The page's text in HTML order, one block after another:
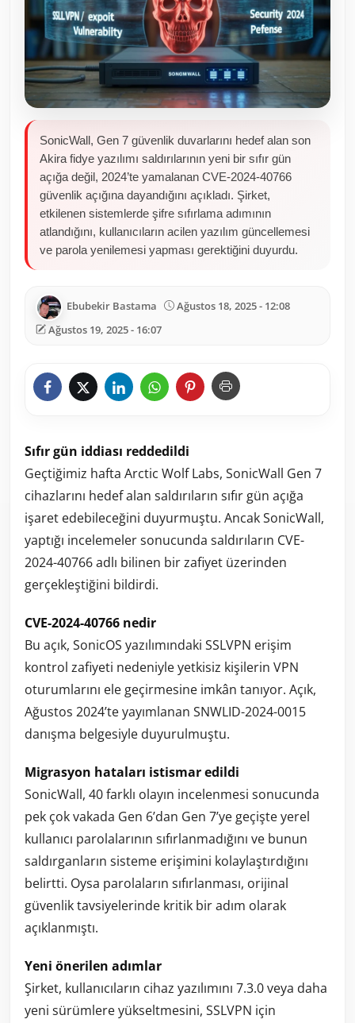
Resmi Reklamlar
SonicWall, Gen 7 güvenlik duvarlarını hedef alan son
Akira fidye yazılımı saldırılarının yeni bir sıfır gün
açığa değil, 2024’te yamalanan CVE-2024-40766
güvenlik açığına dayandığını açıkladı. Şirket,
etkilenen sistemlerde şifre sıfırlama adımının
atlandığını, kullanıcıların acilen yazılım güncellemesi
ve parola yenilemesi yapması gerektiğini duyurdu.
Ebubekir Bastama
Ağustos 18, 2025 - 12:08
Ağustos 19, 2025 - 16:07
Sıfır gün iddiası reddedildi
Geçtiğimiz hafta Arctic Wolf Labs, SonicWall Gen 7
cihazlarını hedef alan saldırıların sıfır gün açığa
işaret edebileceğini duyurmuştu. Ancak SonicWall,
yaptığı incelemeler sonucunda saldırıların CVE-
2024-40766 adlı bilinen bir zafiyet üzerinden
gerçekleştiğini bildirdi.
CVE-2024-40766 nedir
Bu açık, SonicOS yazılımındaki SSLVPN erişim
kontrol zafiyeti nedeniyle yetkisiz kişilerin VPN
oturumlarını ele geçirmesine imkân tanıyor. Açık,
Ağustos 2024’te yayımlanan SNWLID-2024-0015
danışma belgesiyle duyurulmuştu.
Migrasyon hataları istismar edildi
SonicWall, 40 farklı olayın incelenmesi sonucunda
pek çok vakada Gen 6’dan Gen 7’ye geçişte yerel
kullanıcı parolalarının sıfırlanmadığını ve bunun
saldırganların sisteme erişimini kolaylaştırdığını
belirtti. Oysa parolaların sıfırlanması, orijinal
güvenlik tavsiyelerinde kritik bir adım olarak
açıklanmıştı.
Yeni önerilen adımlar
Şirket, kullanıcıların cihaz yazılımını 7.3.0 veya daha
yeni sürümlere yükseltmesini, SSLVPN için